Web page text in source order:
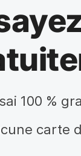
100 %
carte